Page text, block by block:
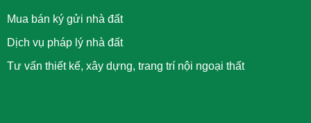
Mua bán ký gửi nhà đất
Dịch vụ pháp lý nhà đất
Tư vấn thiết kế, xây dựng, trang trí nội ngoại thất